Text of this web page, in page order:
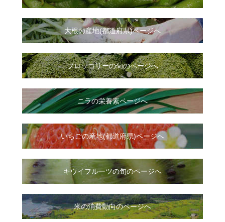
大根の産地(都道府県)ページへ
ブロッコリーの旬のページへ
ニラの栄養素ページへ
いちごの産地(都道府県)ページへ
キウイフルーツの旬のページへ
米の消費動向のページへ